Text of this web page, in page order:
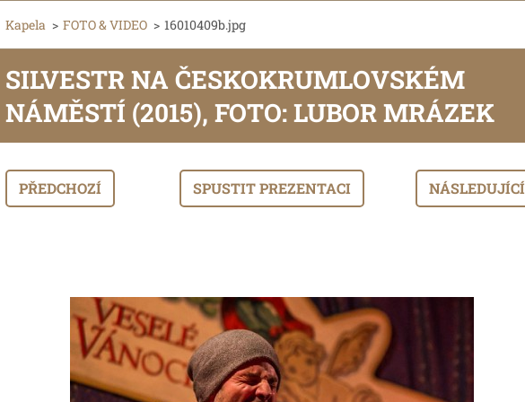
Kapela > FOTO & VIDEO > 16010409b.jpg
SILVESTR NA ČESKOKRUMLOVSKÉM
NÁMĚSTÍ (2015), FOTO: LUBOR MRÁZEK
PŘEDCHOZÍ SPUSTIT PREZENTACI NÁSLEDUJÍCÍ